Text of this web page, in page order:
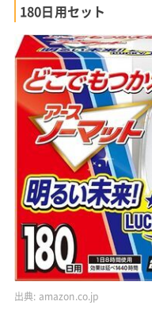
180日用セット
出典: amazon.co.jp